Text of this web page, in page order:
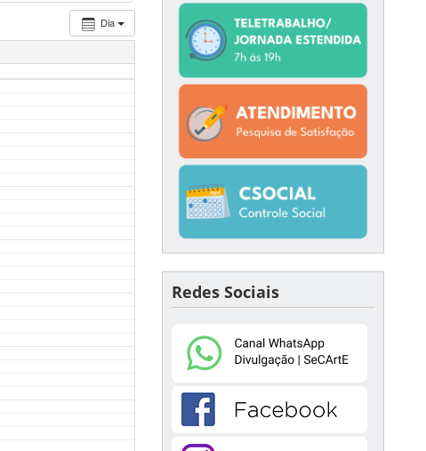
Dia
Redes Sociais